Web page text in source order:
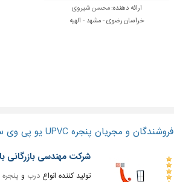
ارائه دهنده:محسن شیروی
خراسان رضوی - مشهد - الهیه
فروشندگان و مجریان پنجره UPVC یو پی وی سی و دو جداره در استان خراسان رضوی
شرکت مهندسی بازرگانی
تولید کننده انواع درب و پنجره